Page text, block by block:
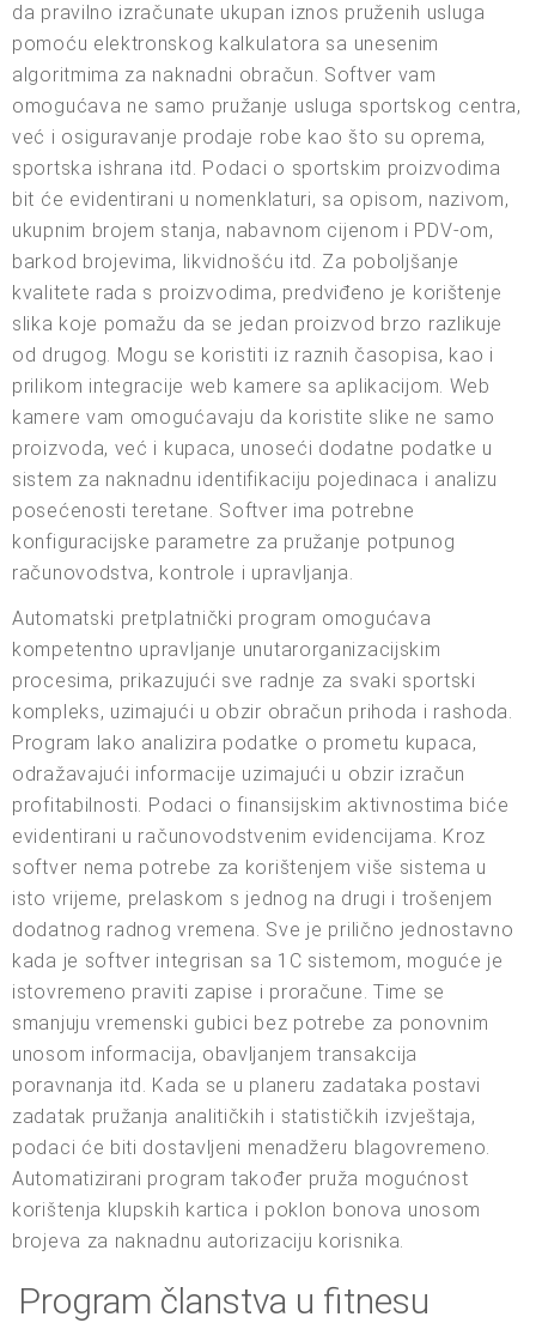
da pravilno izračunate ukupan iznos pruženih usluga
pomoću elektronskog kalkulatora sa unesenim
algoritmima za naknadni obračun. Softver vam
omogućava ne samo pružanje usluga sportskog centra,
već i osiguravanje prodaje robe kao što su oprema,
sportska ishrana itd. Podaci o sportskim proizvodima
bit će evidentirani u nomenklaturi, sa opisom, nazivom,
ukupnim brojem stanja, nabavnom cijenom i PDV-om,
barkod brojevima, likvidnošću itd. Za poboljšanje
kvalitete rada s proizvodima, predviđeno je korištenje
slika koje pomažu da se jedan proizvod brzo razlikuje
od drugog. Mogu se koristiti iz raznih časopisa, kao i
prilikom integracije web kamere sa aplikacijom. Web
kamere vam omogućavaju da koristite slike ne samo
proizvoda, već i kupaca, unoseći dodatne podatke u
sistem za naknadnu identifikaciju pojedinaca i analizu
posećenosti teretane. Softver ima potrebne
konfiguracijske parametre za pružanje potpunog
računovodstva, kontrole i upravljanja.
Automatski pretplatnički program omogućava
kompetentno upravljanje unutarorganizacijskim
procesima, prikazujući sve radnje za svaki sportski
kompleks, uzimajući u obzir obračun prihoda i rashoda.
Program lako analizira podatke o prometu kupaca,
odražavajući informacije uzimajući u obzir izračun
profitabilnosti. Podaci o finansijskim aktivnostima biće
evidentirani u računovodstvenim evidencijama. Kroz
softver nema potrebe za korištenjem više sistema u
isto vrijeme, prelaskom s jednog na drugi i trošenjem
dodatnog radnog vremena. Sve je prilično jednostavno
kada je softver integrisan sa 1C sistemom, moguće je
istovremeno praviti zapise i proračune. Time se
smanjuju vremenski gubici bez potrebe za ponovnim
unosom informacija, obavljanjem transakcija
poravnanja itd. Kada se u planeru zadataka postavi
zadatak pružanja analitičkih i statističkih izvještaja,
podaci će biti dostavljeni menadžeru blagovremeno.
Automatizirani program također pruža mogućnost
korištenja klupskih kartica i poklon bonova unosom
brojeva za naknadnu autorizaciju korisnika.
Program članstva u fitnesu